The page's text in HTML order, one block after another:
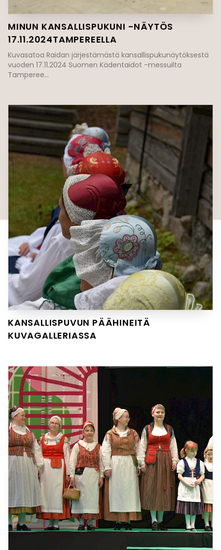
MINUN KANSALLISPUKUNI -NÄYTÖS
17.11.2024TAMPEREELLA
Kuvasatoa Raidan järjestämästä kansallispukunäytöksestä
vuoden 17.11.2024 Suomen Kädentaidot -messuilta
Tamperee...
KANSALLISPUVUN PÄÄHINEITÄ
KUVAGALLERIASSA